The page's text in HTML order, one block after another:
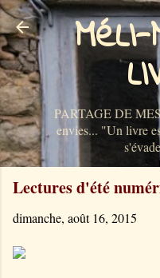
Accéder
PARTAGE DE
envies... "Un livre
Lectures d'été
dimanche, août 16, 2015